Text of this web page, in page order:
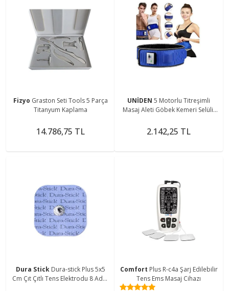
Fizyo Graston Seti Tools 5 Parça
Titanyum Kaplama
14.786,75 TL
UNİDEN 5 Motorlu Titreşimli
Masaj Aleti Göbek Kemeri Selülit
Zayıflama Kemeri
2.142,25 TL
Dura Stick Dura-stick Plus 5x5
Cm Çıt Çıtlı Tens Elektrodu 8 Adet
Comfort Plus R-c4a Şarj Edilebilir
Tens Ems Masaj Cihazı